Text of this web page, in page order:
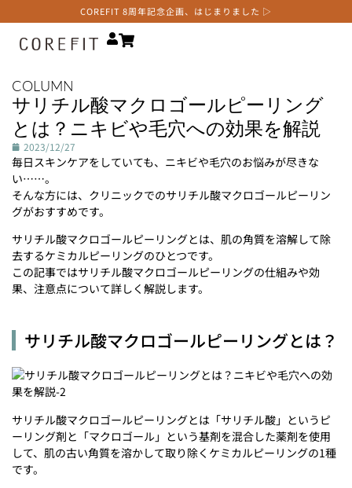
COREFIT 8周年記念企画、はじまりました ▷
COLUMN
サリチル酸マクロゴールピーリング
とは？ニキビや毛穴への効果を解説
2023/12/27
毎日スキンケアをしていても、ニキビや毛穴のお悩みが尽きな
い……。
そんな方には、クリニックでのサリチル酸マクロゴールピーリン
グがおすすめです。
サリチル酸マクロゴールピーリングとは、肌の角質を溶解して除
去するケミカルピーリングのひとつです。
この記事ではサリチル酸マクロゴールピーリングの仕組みや効
果、注意点について詳しく解説します。
サリチル酸マクロゴールピーリングとは？
サリチル酸マクロゴールピーリングとは「サリチル酸」というピ
ーリング剤と「マクロゴール」という基剤を混合した薬剤を使用
して、肌の古い角質を溶かして取り除くケミカルピーリングの1種
です。